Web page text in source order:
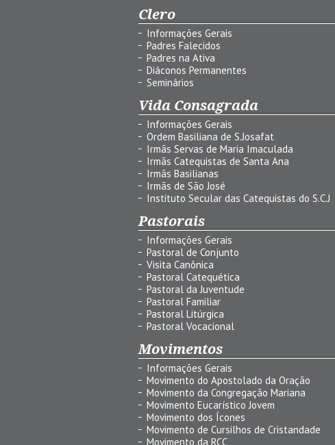
Clero
Informações Gerais
Padres Falecidos
Padres na Ativa
Diáconos Permanentes
Seminários
Vida Consagrada
Informações Gerais
Ordem Basiliana de S.Josafat
Irmãs Servas de Maria Imaculada
Irmãs Catequistas de Santa Ana
Irmãs Basilianas
Irmãs de São José
Instituto Secular das Catequistas do S.C.J
Pastorais
Informações Gerais
Pastoral de Conjunto
Visita Canônica
Pastoral Catequética
Pastoral da Juventude
Pastoral Familiar
Pastoral Litúrgica
Pastoral Vocacional
Movimentos
Informações Gerais
Movimento do Apostolado da Oração
Movimento da Congregação Mariana
Movimento Eucarístico Jovem
Movimento dos Ícones
Movimento de Cursilhos de Cristandade
Movimento da RCC